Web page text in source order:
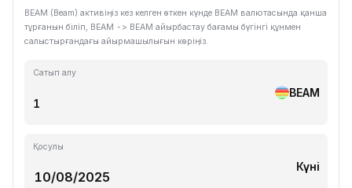
BEAM (Beam) активіңіз кез келген өткен күнде BEAM валютасында қанша
тұрғанын біліп, BEAM -> BEAM айырбастау бағамы бүгінгі құнмен
салыстырғандағы айырмашылығын көріңіз.
Сатып алу
BEAM
Қосулы
Күні